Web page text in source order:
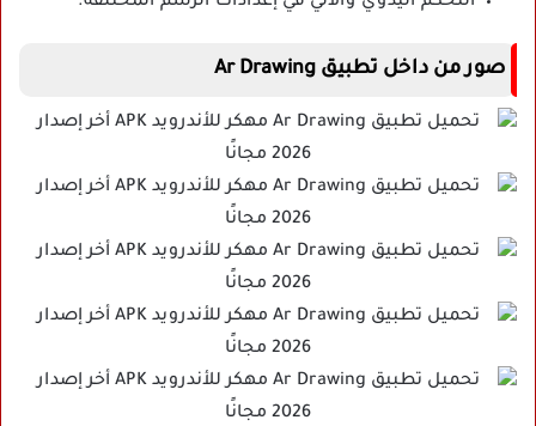
صور من داخل تطبيق Ar Drawing